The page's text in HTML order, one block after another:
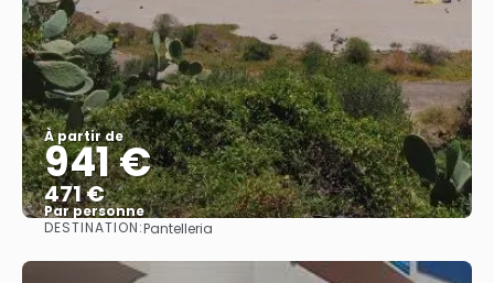
À partir de
941 €
471 €
Par personne
DESTINATION:Pantelleria